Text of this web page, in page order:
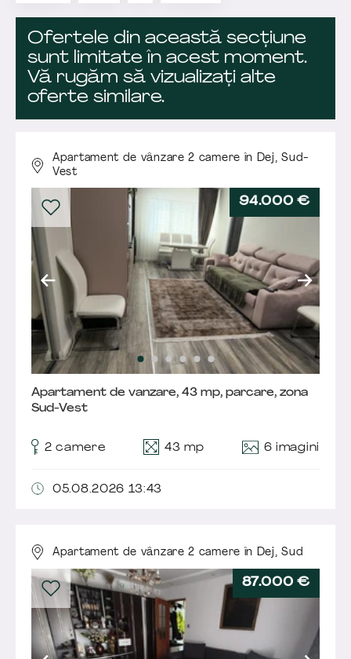
Ofertele din această secțiune
sunt limitate în acest moment.
Vă rugăm să vizualizați alte
oferte similare.
Apartament de vânzare 2 camere în Dej,Sud-
Vest
94.000 €
Apartament de vanzare, 43 mp, parcare, zona
Sud-Vest
2 camere 43 mp 6 imagini
05.08.2026 13:43
Apartament de vânzare 2 camere în Dej,Sud
87.000 €